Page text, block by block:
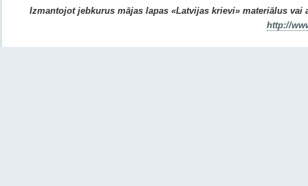
Izmantojot jebkurus mājas lapas «Latvijas krievi» materiālus
http://